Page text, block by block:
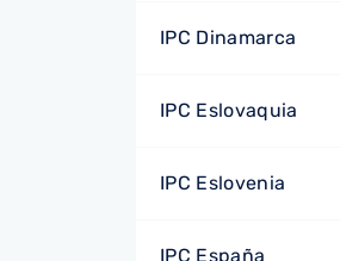
IPC Dinamarca
IPC Eslovaquia
IPC Eslovenia
IPC España